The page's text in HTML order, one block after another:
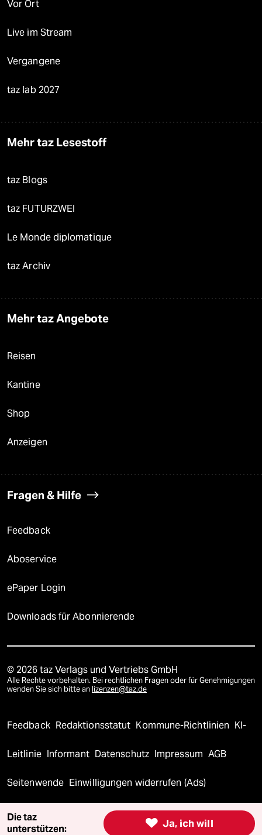
Vor Ort
Live im Stream
Vergangene
taz lab 2027
Mehr taz Lesestoff
taz Blogs
taz FUTURZWEI
Le Monde diplomatique
taz Archiv
Mehr taz Angebote
Reisen
Kantine
Shop
Anzeigen
Fragen & Hilfe
Feedback
Aboservice
ePaper Login
Downloads für Abonnierende
© 2026 taz Verlags und Vertriebs GmbH
Alle Rechte vorbehalten. Bei rechtlichen Fragen oder für Genehmigungen
wenden Sie sich bitte an lizenzen@taz.de
Feedback Redaktionsstatut Kommune-Richtlinien KI-
Leitlinie Informant Datenschutz Impressum AGB
Seitenwende Einwilligungen widerrufen (Ads)
 Ja, ich will
Die taz
unterstützen: